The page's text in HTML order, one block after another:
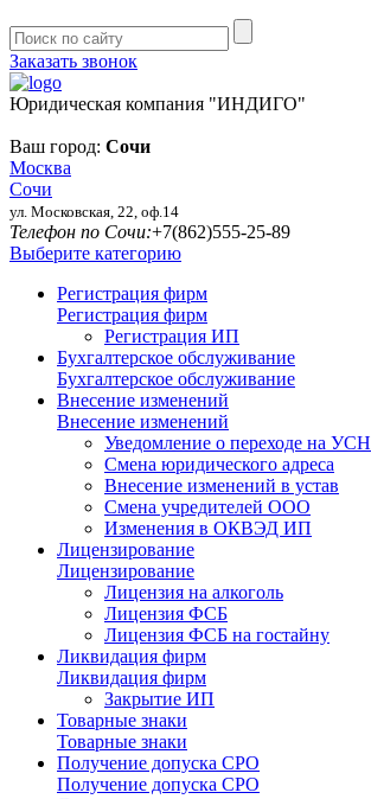
Заказать звонок
Юридическая компания "ИНДИГО"
Ваш город: Сочи
Москва
Сочи
ул. Московская, 22, оф.14
Телефон по Сочи:+7(862)555-25-89
Выберите категорию
Регистрация фирм
Регистрация фирм
Регистрация ИП
Бухгалтерское обслуживание
Бухгалтерское обслуживание
Внесение изменений
Внесение изменений
Уведомление о переходе на УСН
Смена юридического адреса
Внесение изменений в устав
Смена учредителей ООО
Изменения в ОКВЭД ИП
Лицензирование
Лицензирование
Лицензия на алкоголь
Лицензия ФСБ
Лицензия ФСБ на гостайну
Ликвидация фирм
Ликвидация фирм
Закрытие ИП
Товарные знаки
Товарные знаки
Получение допуска СРО
Получение допуска СРО